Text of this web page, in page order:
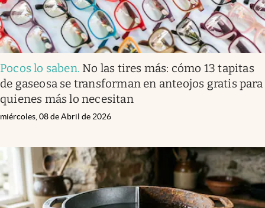
Pocos lo saben. No las tires más: cómo 13 tapitas
de gaseosa se transforman en anteojos gratis para
quienes más lo necesitan
miércoles, 08 de Abril de 2026